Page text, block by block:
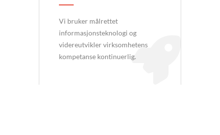
Vi bruker målrettet
informasjonsteknologi og
videreutvikler virksomhetens
kompetanse kontinuerlig.